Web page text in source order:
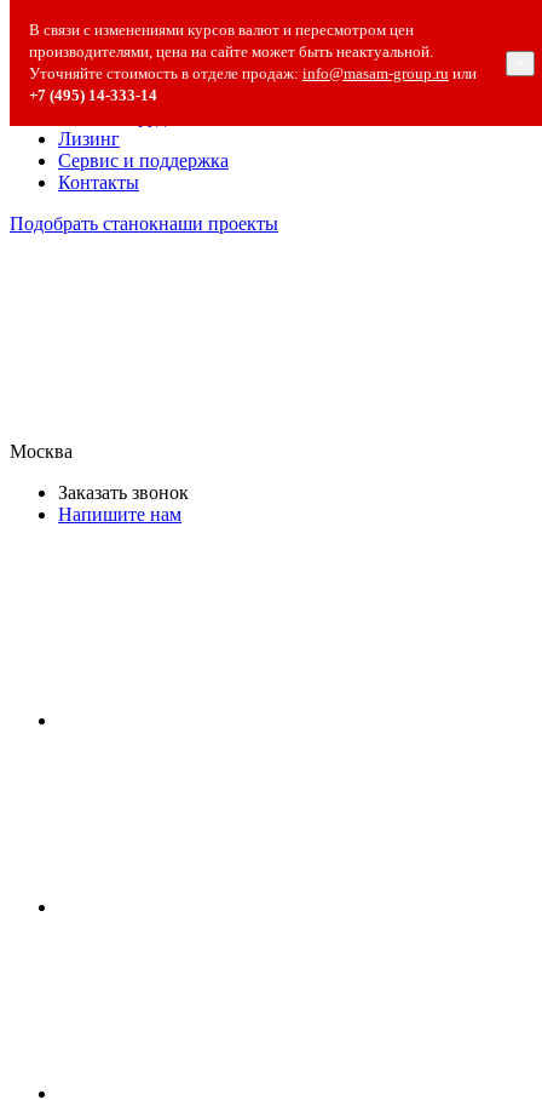
В связи с изменениями курсов валют и пересмотром цен
производителями, цена на сайте может быть неактуальной.
Уточняйте стоимость в отделе продаж: info@masam-group.ru или
+7 (495) 14‑333‑14
О компании
О компании
Полезная информация
Вакансии
Лизинг
Сервис и поддержка
Контакты
Подобрать станокнаши проекты
Москва
Заказать звонок
Напишите нам